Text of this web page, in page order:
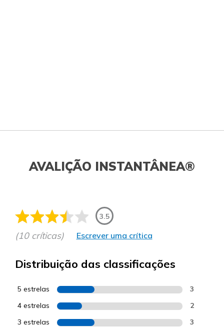
AVALIÇÃO INSTANTÂNEA®
3.5
(10 críticas) Escrever uma crítica
Distribuição das classificações
5 estrelas 3
4 estrelas 2
3 estrelas 3